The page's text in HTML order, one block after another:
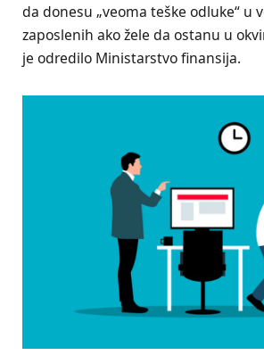
da donesu „veoma teške odluke“ u
zaposlenih ako žele da ostanu u
je odredilo Ministarstvo finansija.